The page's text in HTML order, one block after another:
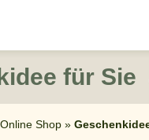
für Sie
Shop»